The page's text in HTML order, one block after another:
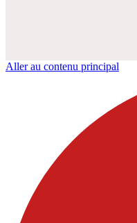
Aller au contenu principal